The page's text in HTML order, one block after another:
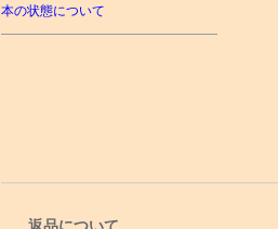
本の状態について